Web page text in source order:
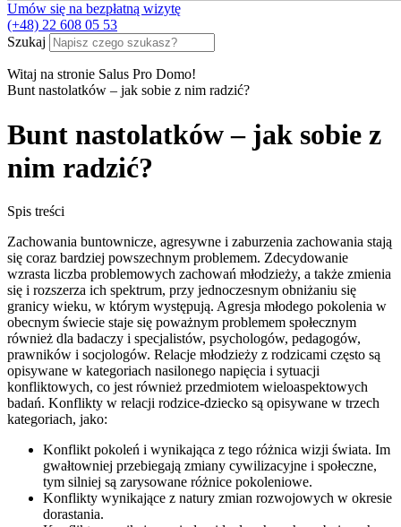
Umów się na bezpłatną wizytę
(+48) 22 608 05 53
Szukaj
Witaj na stronie Salus Pro Domo!
Bunt nastolatków – jak sobie z nim radzić?
Bunt nastolatków – jak sobie z
nim radzić?
Spis treści
Zachowania buntownicze, agresywne i zaburzenia zachowania stają
się coraz bardziej powszechnym problemem. Zdecydowanie
wzrasta liczba problemowych zachowań młodzieży, a także zmienia
się i rozszerza ich spektrum, przy jednoczesnym obniżaniu się
granicy wieku, w którym występują. Agresja młodego pokolenia w
obecnym świecie staje się poważnym problemem społecznym
również dla badaczy i specjalistów, psychologów, pedagogów,
prawników i socjologów. Relacje młodzieży z rodzicami często są
opisywane w kategoriach nasilonego napięcia i sytuacji
konfliktowych, co jest również przedmiotem wieloaspektowych
badań. Konflikty w relacji rodzice-dziecko są opisywane w trzech
kategoriach, jako:
Konflikt pokoleń i wynikająca z tego różnica wizji świata. Im
gwałtowniej przebiegają zmiany cywilizacyjne i społeczne,
tym silniej są zarysowane różnice pokoleniowe.
Konflikty wynikające z natury zmian rozwojowych w okresie
dorastania.